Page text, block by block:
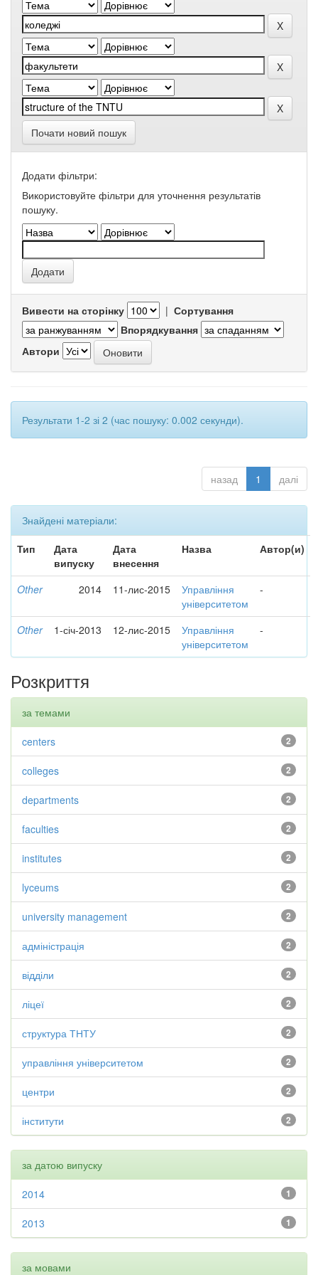
Почати новий пошук
Додати фільтри:
Використовуйте фільтри для уточнення результатів
пошуку.
Вивести на сторінку | Сортування
Впорядкування
Автори
Результати 1-2 зі 2 (час пошуку: 0.002 секунди).
назад 1 далі
Знайдені матеріали:
Тип
Дата
випуску
Дата
внесення
Назва Автор(и)
Other 2014 11-лис-2015
Управління
університетом
-
Other 1-січ-2013 12-лис-2015
Управління
університетом
-
Розкриття
за темами
2
centers
2
colleges
2
departments
2
faculties
2
institutes
2
lyceums
2
university management
2
адміністрація
2
відділи
2
ліцеї
2
структура ТНТУ
2
управління університетом
2
центри
2
інститути
за датою випуску
1
2014
1
2013
за мовами